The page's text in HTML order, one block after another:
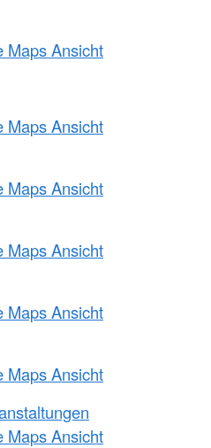
Maps Ansicht
Maps Ansicht
Maps Ansicht
Maps Ansicht
Maps Ansicht
Maps Ansicht
Maps Ansicht